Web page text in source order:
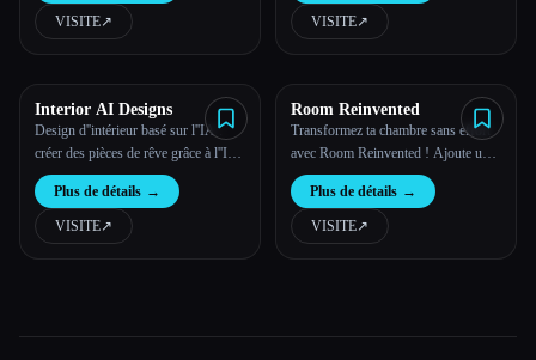
VISITE↗︎ VISITE↗︎
Interior AI Designs
Design d''intérieur basé sur l''IA :
créer des pièces de rêve grâce à l''IA
pour tous.
Plus de détails →
VISITE↗︎
Room Reinvented
Transformez ta chambre sans effort
avec Room Reinvented ! Ajoute une
photo et laisse l''IA créer plus de 30
styles d''intérieur époustouflants.
Améliore ton espace aujourd''hui.
Plus de détails →
VISITE↗︎